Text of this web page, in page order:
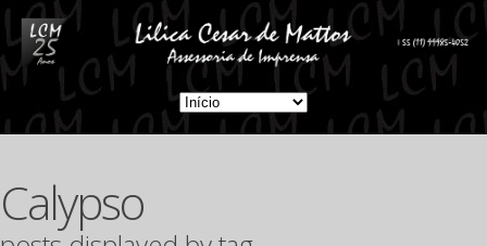
Calypso